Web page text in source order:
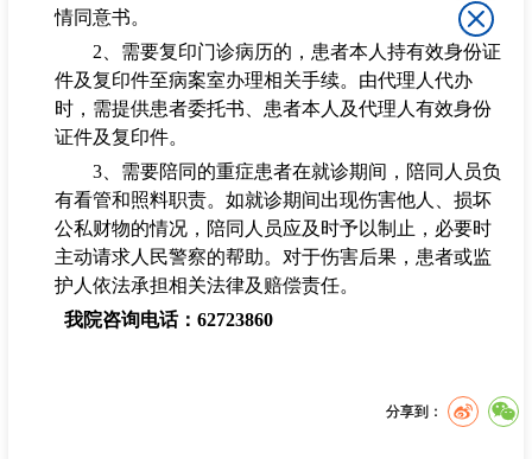
情同意书。
2、 需要复印门诊病历的，患者本人持有效身份证
件及复印件至病案室办理相关手续。由代理人代办
时，需提供患者委托书、 患者本人及代理人有效身份
证件及复印件。
3、 需要陪同的重症患者在就诊期间，陪同人员负
有看管和照料职责。如就诊期间出现伤害他人、损坏
公私财物的情况，陪同人员应及时予以制止，必要时
主动请求人民警察的帮助。对于伤害后果，患者或监
护人依法承担相关法律及赔偿责任。
我院咨询电话：62723860
分享到：